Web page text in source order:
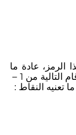
الرمز، عادة ما
تكن قيمة مستوى حرارة أو أحد الأرقام التالية من 1 –